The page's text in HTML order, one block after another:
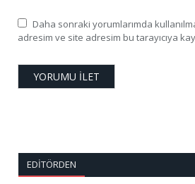
Daha sonraki yorumlarımda
adresim ve site adresim bu tarayıcıya
EDITÖRDEN